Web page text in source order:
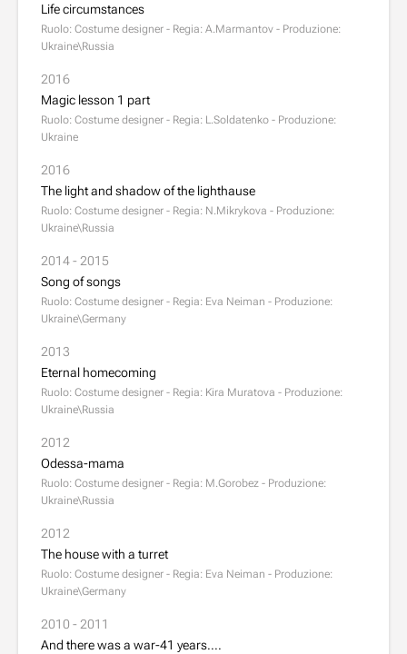
Life circumstances
Ruolo: Costume designer - Regia: A.Marmantov - Produzione:
Ukraine\Russia
2016
Magic lesson 1 part
Ruolo: Costume designer - Regia: L.Soldatenko - Produzione:
Ukraine
2016
The light and shadow of the lighthause
Ruolo: Costume designer - Regia: N.Mikrykova - Produzione:
Ukraine\Russia
2014 - 2015
Song of songs
Ruolo: Costume designer - Regia: Eva Neiman - Produzione:
Ukraine\Germany
2013
Eternal homecoming
Ruolo: Costume designer - Regia: Kira Muratova - Produzione:
Ukraine\Russia
2012
Odessa-mama
Ruolo: Costume designer - Regia: M.Gorobez - Produzione:
Ukraine\Russia
2012
The house with a turret
Ruolo: Costume designer - Regia: Eva Neiman - Produzione:
Ukraine\Germany
2010 - 2011
And there was a war-41 years....